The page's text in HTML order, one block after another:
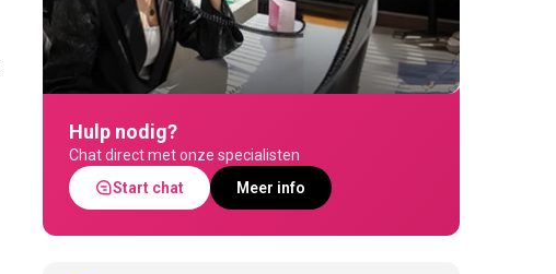
Hulp nodig?
Chat direct met onze specialisten
Start chat
Meer info